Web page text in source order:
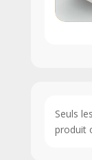
Seuls
produit